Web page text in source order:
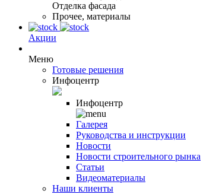
Отделка фасада
Прочее, материалы
Акции
Меню
Готовые решения
Инфоцентр
Инфоцентр
Галерея
Руководства и инструкции
Новости
Новости строительного рынка
Статьи
Видеоматериалы
Наши клиенты